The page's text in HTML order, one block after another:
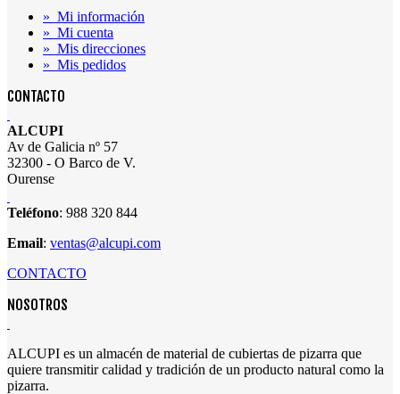
» Mi información
» Mi cuenta
» Mis direcciones
» Mis pedidos
CONTACTO
ALCUPI
Av de Galicia nº 57
32300 - O Barco de V.
Ourense
Teléfono: 988 320 844
Email: ventas@alcupi.com
CONTACTO
NOSOTROS
ALCUPI es un almacén de material de cubiertas de pizarra que
quiere transmitir calidad y tradición de un producto natural como la
pizarra.